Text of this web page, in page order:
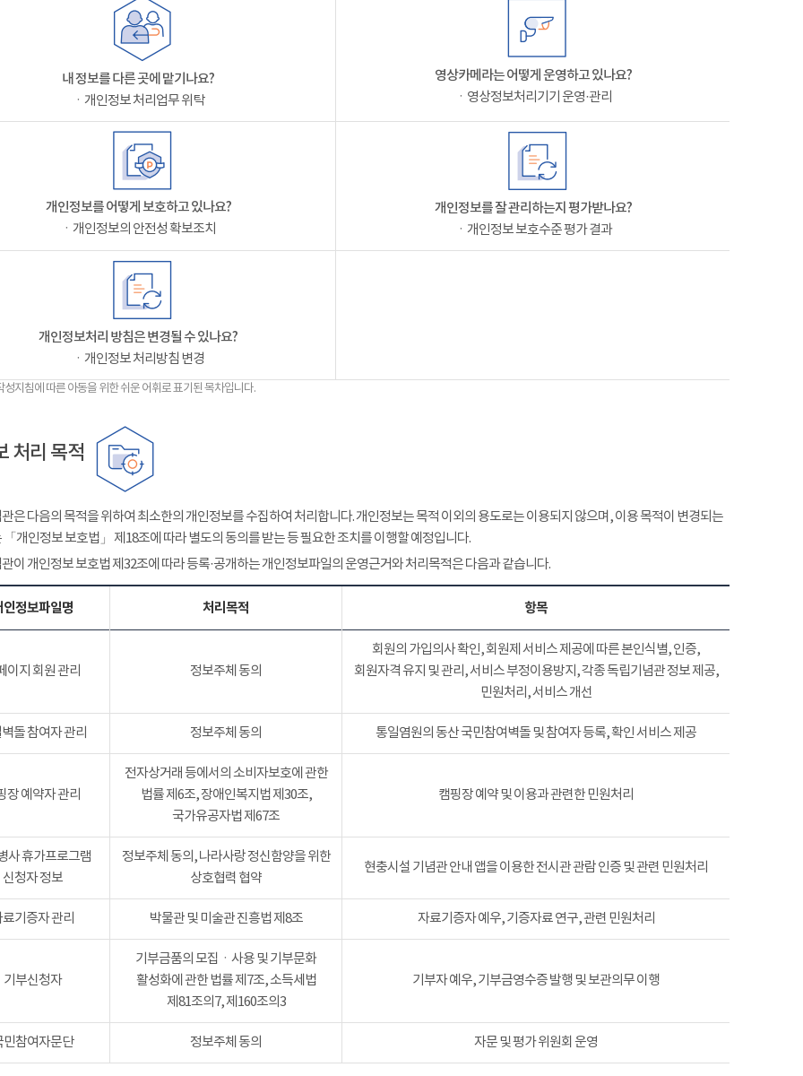
내 정보를 다른 곳에 맡기나요?
ㆍ개인정보 처리업무 위탁
영상카메라는 어떻게 운영하고 있나요?
ㆍ영상정보처리기기 운영·관리
개인정보를 어떻게 보호하고 있나요?
ㆍ개인정보의 안전성 확보조치
개인정보를 잘 관리하는지 평가받나요?
ㆍ개인정보 보호수준 평가 결과
개인정보처리 방침은 변경될 수 있나요?
ㆍ개인정보 처리방침 변경
지침에 따른 아동을 위한 쉬운 어휘로 표기된 목차입니다.
처리 목적
은 다음의 목적을 위하여 최소한의 개인정보를 수집하여 처리합니다. 개인정보는 목적 이외의 용도로는 이용되지 않으며, 이용 목적이 변경되는
「개인정보 보호법」 제18조에 따라 별도의 동의를 받는 등 필요한 조치를 이행할 예정입니다.
이 개인정보 보호법 제32조에 따라 등록·공개하는 개인정보파일의 운영근거와 처리목적은 다음과 같습니다.
인정보파일명 처리목적 항목
이지 회원 관리 정보주체 동의
회원의 가입의사 확인, 회원제 서비스 제공에 따른 본인식별, 인증,
회원자격 유지 및 관리, 서비스 부정이용방지, 각종 독립기념관 정보 제공,
민원처리, 서비스 개선
돌 참여자 관리 정보주체 동의 통일염원의 동산 국민참여벽돌 및 참여자 등록, 확인 서비스 제공
장 예약자 관리
전자상거래 등에서의 소비자보호에 관한
법률 제6조, 장애인복지법 제30조,
국가유공자법 제67조
캠핑장 예약 및 이용과 관련한 민원처리
사 휴가프로그램
신청자 정보
정보주체 동의, 나라사랑 정신함양을 위한
상호협력 협약
현충시설 기념관 안내 앱을 이용한 전시관 관람 인증 및 관련 민원처리
기증자 관리 박물관 및 미술관 진흥법 제8조 자료기증자 예우, 기증자료 연구, 관련 민원처리
기부신청자
기부금품의 모집ㆍ사용 및 기부문화
활성화에 관한 법률 제7조, 소득세법
제81조의7, 제160조의3
기부자 예우, 기부금영수증 발행 및 보관의무 이행
민참여자문단 정보주체 동의 자문 및 평가 위원회 운영